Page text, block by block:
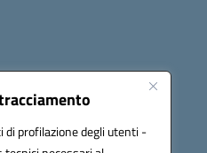
profilazione degli utenti -
Seguici su: